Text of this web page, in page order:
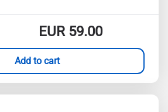
EUR59.00
Add to cart